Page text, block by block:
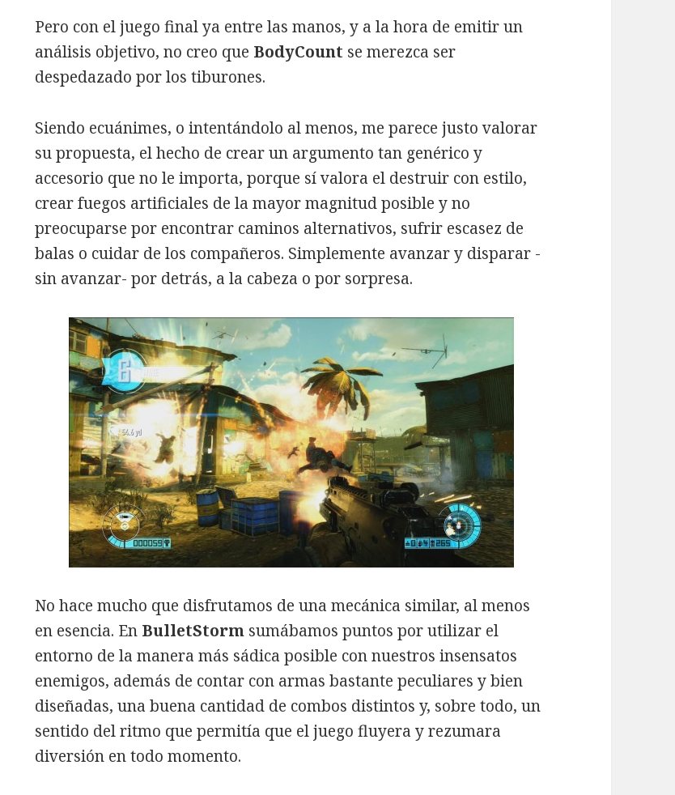
Pero con el juego final ya entre las manos, y a la hora de emitir un
análisis objetivo, no creo que BodyCount se merezca ser
despedazado por los tiburones.
Siendo ecuánimes, o intentándolo al menos, me parece justo valorar
su propuesta, el hecho de crear un argumento tan genérico y
accesorio que no le importa, porque sí valora el destruir con estilo,
crear fuegos artificiales de la mayor magnitud posible y no
preocuparse por encontrar caminos alternativos, sufrir escasez de
balas o cuidar de los compañeros. Simplemente avanzar y disparar -
sin avanzar- por detrás, a la cabeza o por sorpresa.
No hace mucho que disfrutamos de una mecánica similar, al menos
en esencia. En BulletStorm sumábamos puntos por utilizar el
entorno de la manera más sádica posible con nuestros insensatos
enemigos, además de contar con armas bastante peculiares y bien
diseñadas, una buena cantidad de combos distintos y, sobre todo, un
sentido del ritmo que permitía que el juego fluyera y rezumara
diversión en todo momento.